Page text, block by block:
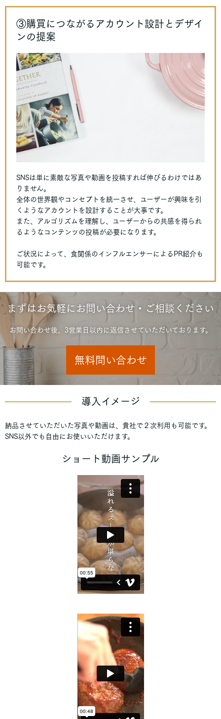
③購買につながるアカウント設計とデザイ
ンの提案
SNSは単に素敵な写真や動画を投稿すれば伸びるわけではあ
りません。
全体の世界観やコンセプトを統一させ、ユーザーが興味を引
くようなアカウントを設計することが大事です。
また、アルゴリズムを理解し、ユーザーからの共感を得られ
るようなコンテンツの投稿が必要になります。
ご状況によって、食関係のインフルエンサーによるPR紹介も
可能です。
まずはお気軽にお問い合わせ・ご相談ください
お問い合わせ後、3営業日以内に返信させていただいております。
無料問い合わせ
導入イメージ
納品させていただいた写真や動画は、貴社で２次利用も可能です。
SNS以外でも自由にお使いいただけます。
ショート動画サンプル